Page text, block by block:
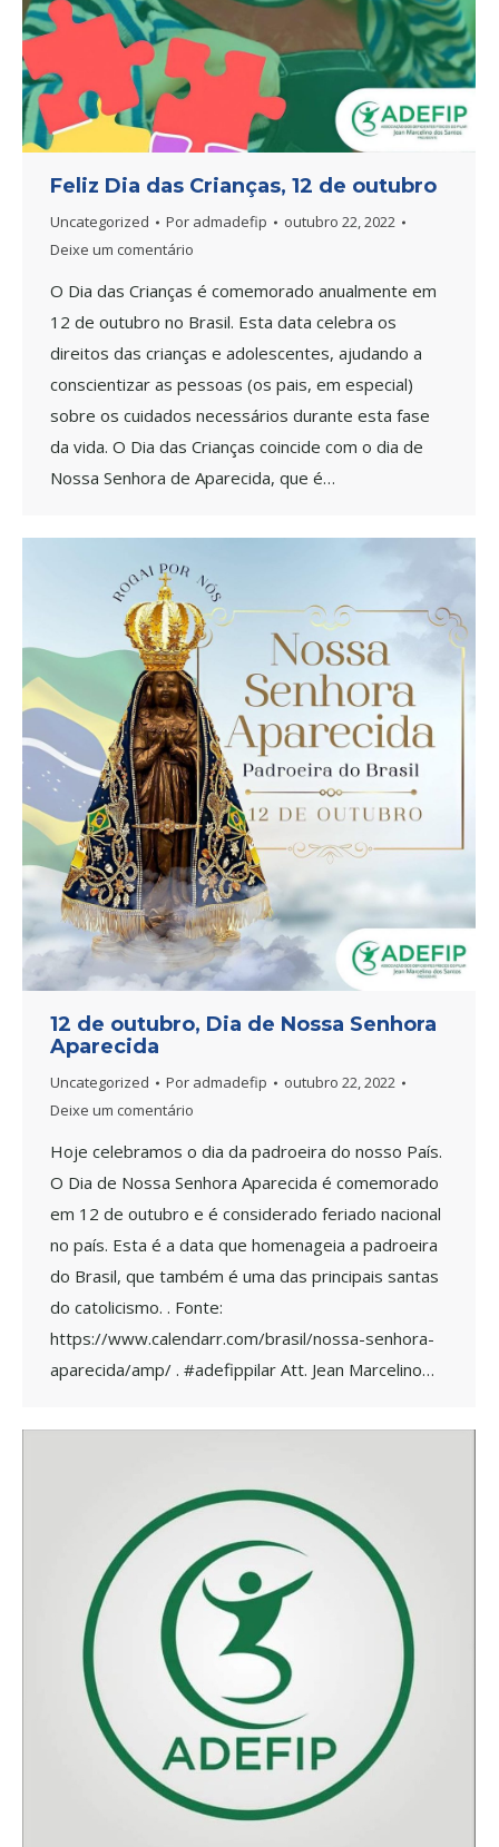
Feliz Dia das Crianças, 12 de outubro
Uncategorized Por admadefip
outubro 22, 2022
Deixe um comentário
O Dia das Crianças é comemorado anualmente em
12 de outubro no Brasil. Esta data celebra os
direitos das crianças e adolescentes, ajudando a
conscientizar as pessoas (os pais, em especial)
sobre os cuidados necessários durante esta fase
da vida. O Dia das Crianças coincide com o dia de
Nossa Senhora de Aparecida, que é…
12 de outubro, Dia de Nossa Senhora
Aparecida
Uncategorized Por admadefip
outubro 22, 2022
Deixe um comentário
Hoje celebramos o dia da padroeira do nosso País.
O Dia de Nossa Senhora Aparecida é comemorado
em 12 de outubro e é considerado feriado nacional
no país. Esta é a data que homenageia a padroeira
do Brasil, que também é uma das principais santas
do catolicismo. . Fonte:
https://www.calendarr.com/brasil/nossa-senhora-
aparecida/amp/ . #adefippilar Att. Jean Marcelino…